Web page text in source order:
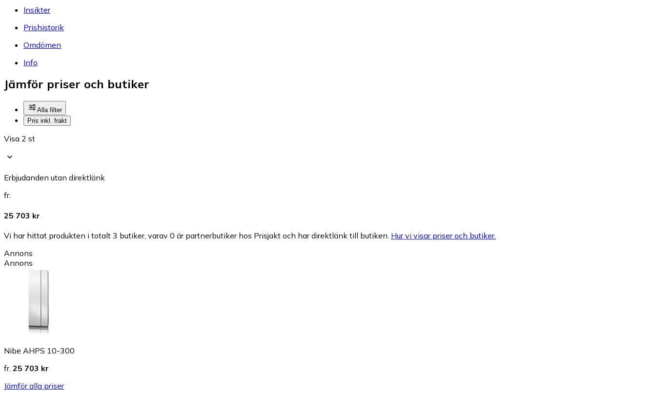
Insikter
Prishistorik
Omdömen
Info
Jämför priser och butiker
Alla filter
Pris inkl. frakt
Visa 2 st
Erbjudanden utan direktlänk
fr.
25 703 kr
Vi har hittat produkten i totalt 3 butiker, varav 0 är partnerbutiker hos Prisjakt och har direktlänk till butiken. Hur vi visar priser och butiker.
Annons
Annons
Nibe AHPS 10-300
fr. 25 703 kr
Jämför alla priser